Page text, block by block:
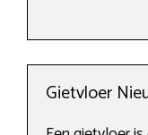
Gietvloer